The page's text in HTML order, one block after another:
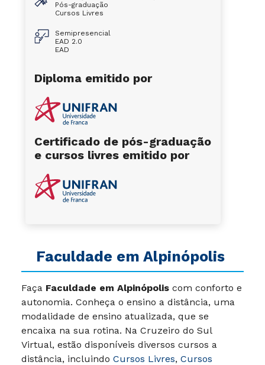
Faculdade em Alpinópolis
Faça Faculdade em Alpinópolis com conforto e
autonomia. Conheça o ensino a distância, uma
modalidade de ensino atualizada, que se
encaixa na sua rotina. Na Cruzeiro do Sul
Virtual, estão disponíveis diversos cursos a
distância, incluindo Cursos Livres, Cursos
Pós-graduação
Cursos Livres
Semipresencial
EAD 2.0
EAD
Diploma emitido por
Certificado de pós-graduação
e cursos livres emitido por